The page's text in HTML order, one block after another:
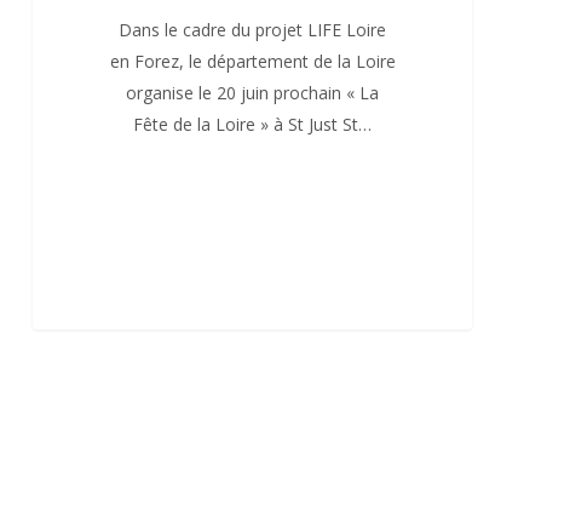
Dans le cadre du projet LIFE Loire
en Forez, le département de la Loire
organise le 20 juin prochain « La
Fête de la Loire » à St Just St…